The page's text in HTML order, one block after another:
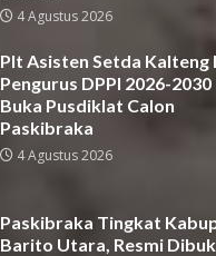
4 Agustus 2026
Plt Asisten Setda Kalteng
Pengurus DPPI 2026-2030
Buka Pusdiklat Calon
Paskibraka
4 Agustus 2026
Paskibraka Tingkat
Barito Utara, Resmi